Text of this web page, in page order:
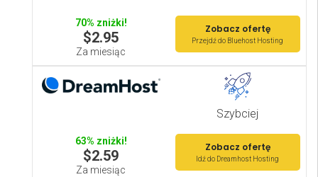
70% zniżki!
$2.95
Za miesiąc
Zobacz ofertę
Przejdź do Bluehost Hosting
Szybciej
63% zniżki!
$2.59
Za miesiąc
Zobacz ofertę
Idź do Dreamhost Hosting